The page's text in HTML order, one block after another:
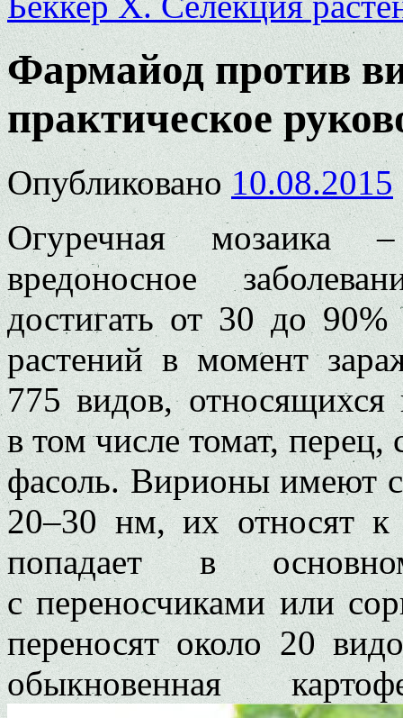
Фармайод против
практическое
Опубликовано 10.08.2015
Огуречная мозаика
вредоносное
достигать от 30 до 90%
растений в момент
775 видов,
в том числе томат, перец,
фасоль. Вирионы имеют
20–30 нм, их относят к
попадает в
с переносчиками или
переносят около 20
обыкновенная